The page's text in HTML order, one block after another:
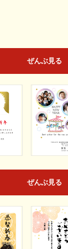
ぜんぶ見る
ぜんぶ見る